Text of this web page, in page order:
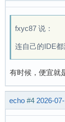
fxyc87 说：
连自己的IDE都
有时候，便宜就
echo #4 2026-